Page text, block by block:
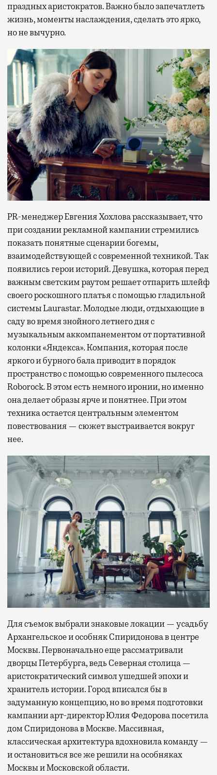
праздных аристократов. Важно было запечатлеть
жизнь, моменты наслаждения, сделать это ярко,
но не вычурно.
PR-менеджер Евгения Хохлова рассказывает, что
при создании рекламной кампании стремились
показать понятные сценарии богемы,
взаимодействующей с современной техникой. Так
появились герои историй. Девушка, которая перед
важным светским раутом решает отпарить шлейф
своего роскошного платья с помощью гладильной
системы Laurastar. Молодые люди, отдыхающие в
саду во время знойного летнего дня с
музыкальным аккомпанементом от портативной
колонки «Яндекса». Компания, которая после
яркого и бурного бала приводит в порядок
пространство с помощью современного пылесоса
Roborock. В этом есть немного иронии, но именно
она делает образы ярче и понятнее. При этом
техника остается центральным элементом
повествования — сюжет выстраивается вокруг
нее.
Для съемок выбрали знаковые локации — усадьбу
Архангельское и особняк Спиридонова в центре
Москвы. Первоначально еще рассматривали
дворцы Петербурга, ведь Северная столица —
аристократический символ ушедшей эпохи и
хранитель истории. Город вписался бы в
задуманную концепцию, но во время подготовки
кампании арт-директор Юлия Федорова посетила
дом Спиридонова в Москве. Массивная,
классическая архитектура вдохновила команду —
и остановиться все же решили на особняках
Москвы и Московской области.